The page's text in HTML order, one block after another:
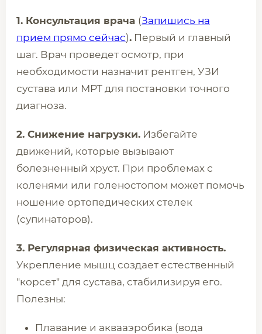
1. Консультация врача (Запишись на
прием прямо сейчас). Первый и главный
шаг. Врач проведет осмотр, при
необходимости назначит рентген, УЗИ
сустава или МРТ для постановки точного
диагноза.
2. Снижение нагрузки. Избегайте
движений, которые вызывают
болезненный хруст. При проблемах с
коленями или голеностопом может помочь
ношение ортопедических стелек
(супинаторов).
3. Регулярная физическая активность.
Укрепление мышц создает естественный
"корсет" для сустава, стабилизируя его.
Полезны:
Плавание и аквааэробика (вода